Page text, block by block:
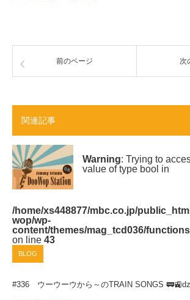
前のページ 次
関連記事
Warning: Trying to
value of type bool in
/home/xs448877/mbc.co.jp/
wop/wp-
content/themes/mag_tcd036/
on line 43
BLOG
#336 ウーウーウから～のTRAIN SONGS